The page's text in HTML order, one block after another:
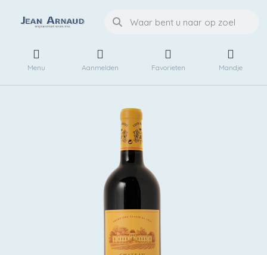
Menu Aanmelden Favorieten Mandje